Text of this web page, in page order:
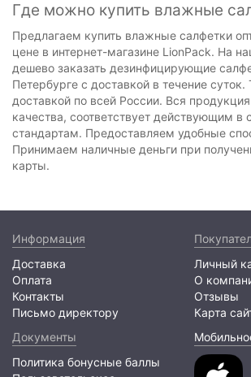
Где можно купить влажные
Предлагаем купить влажные салфетки
цене в интернет-магазине LionPack. На
дешево заказать дезинфицирующие
Петербурге с доставкой в течение
доставкой по всей России. Вся
качества, соответствует действующим в
стандартам. Предоставляем удобные
Принимаем наличные деньги при
карты.
Информация
Доставка
Оплата
Контакты
Письмо директору
Личный
О
Отзывы
Карта
Документы
Политика бонусные баллы